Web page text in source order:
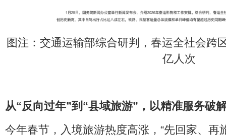
图注：交通运输部综合研判，春运全社会跨
亿人次
从“反向过年”到“县域旅游”，以精准服务破
今年春节，入境旅游热度高涨，“先回家、再